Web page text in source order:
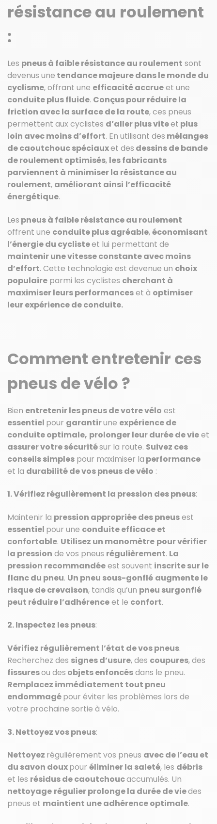
résistance au roulement
:
Les pneus à faible résistance au roulement sont
devenus une tendance majeure dans le monde du
cyclisme, offrant une efficacité accrueet une
conduite plus fluide. Conçus pour réduire la
friction avec la surface de la route, ces pneus
permettent aux cyclistes d’aller plus viteet plus
loin avec moins d’effort. En utilisant des mélanges
de caoutchouc spéciauxet des dessins de bande
de roulement optimisés, les fabricants
parviennent à minimiser la résistance au
roulement, améliorant ainsi l’efficacité
énergétique.
Les pneus à faible résistance au roulement
offrent une conduite plus agréable,économisant
l’énergie du cyclisteet lui permettant de
maintenir une vitesse constante avec moins
d’effort. Cette technologie est devenue un choix
populaire parmi les cyclistes cherchant à
maximiser leurs performanceset à optimiser
leur expérience de conduite.
Comment entretenir ces
pneus de vélo ?
Bien entretenir les pneus de votre vélo est
essentiel pour garantirune expérience de
conduite optimale, prolonger leur durée de vieet
assurer votre sécuritésur la route. Suivez ces
conseils simples pour maximiser la performance
et la durabilité de vos pneus de vélo :
1. Vérifiez régulièrement la pression des pneus:
Maintenir la pression appropriée des pneusest
essentiel pour une conduite efficace et
confortable. Utilisez un manomètre pour vérifier
la pression de vos pneus régulièrement. La
pression recommandéeest souvent inscrite sur le
flanc du pneu. Un pneu sous-gonflé augmente le
risque de crevaison, tandis qu’un pneu surgonflé
peut réduire l’adhérenceet le confort.
2. Inspectez les pneus:
Vérifiez régulièrement l’état de vos pneus.
Recherchez des signes d’usure, des coupures, des
fissuresou des objets enfoncésdans le pneu.
Remplacez immédiatement tout pneu
endommagépour éviter les problèmes lors de
votre prochaine sortie à vélo.
3. Nettoyez vos pneus:
Nettoyez régulièrement vos pneus avec de l’eau et
du savon douxpour éliminer la saleté, les débris
et les résidus de caoutchoucaccumulés. Un
nettoyage régulier prolonge la durée de viedes
pneus et maintient une adhérence optimale.